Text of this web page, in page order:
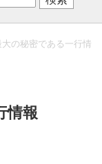
の秘密である一行情
情報